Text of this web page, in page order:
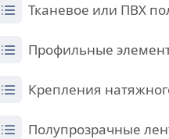
Тканевое или ПВХ
Профильные
Крепления
Полупрозрачные